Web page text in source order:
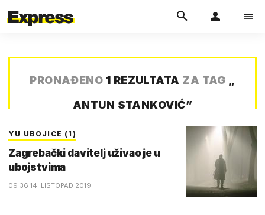
PRONAĐENO 1 REZULTATA ZA TAG „
ANTUN STANKOVIĆ”
YU UBOJICE (1)
Zagrebački davitelj uživao je u
ubojstvima
09:36 14. LISTOPAD 2019.